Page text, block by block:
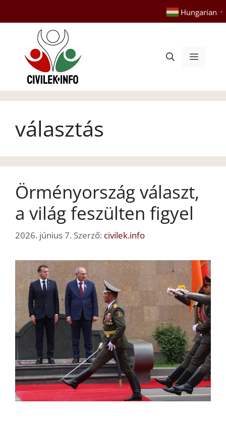
tartalomba
Hungarian ▼
Menü
választás
Örményország választ,
a világ feszülten figyel
2026. június 7. Szerző: civilek.info